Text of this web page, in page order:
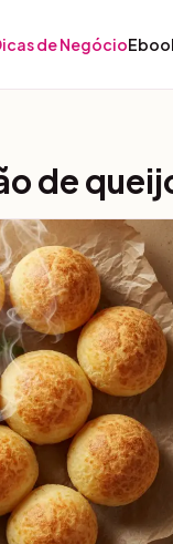
de Negócio
de